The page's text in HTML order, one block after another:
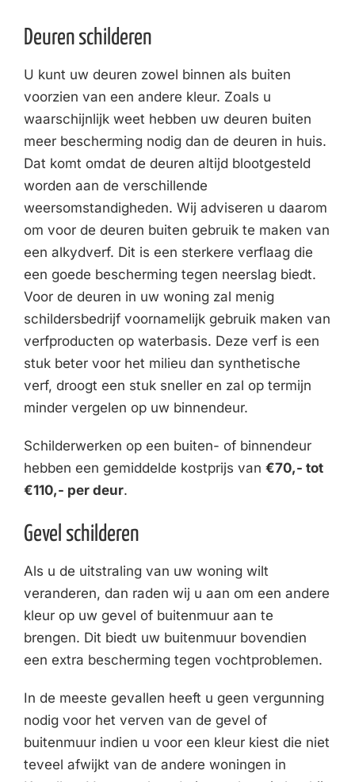
Deuren schilderen
U kunt uw deuren zowel binnen als buiten
voorzien van een andere kleur. Zoals u
waarschijnlijk weet hebben uw deuren buiten
meer bescherming nodig dan de deuren in huis.
Dat komt omdat de deuren altijd blootgesteld
worden aan de verschillende
weersomstandigheden. Wij adviseren u daarom
om voor de deuren buiten gebruik te maken van
een alkydverf. Dit is een sterkere verflaag die
een goede bescherming tegen neerslag biedt.
Voor de deuren in uw woning zal menig
schildersbedrijf voornamelijk gebruik maken van
verfproducten op waterbasis. Deze verf is een
stuk beter voor het milieu dan synthetische
verf, droogt een stuk sneller en zal op termijn
minder vergelen op uw binnendeur.
Schilderwerken op een buiten- of binnendeur
hebben een gemiddelde kostprijs van €70,- tot
€110,- per deur.
Gevel schilderen
Als u de uitstraling van uw woning wilt
veranderen, dan raden wij u aan om een andere
kleur op uw gevel of buitenmuur aan te
brengen. Dit biedt uw buitenmuur bovendien
een extra bescherming tegen vochtproblemen.
In de meeste gevallen heeft u geen vergunning
nodig voor het verven van de gevel of
buitenmuur indien u voor een kleur kiest die niet
teveel afwijkt van de andere woningen in